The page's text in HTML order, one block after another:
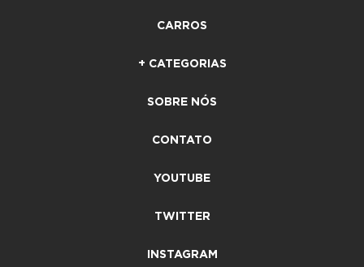
CARROS
+ CATEGORIAS
SOBRE NÓS
CONTATO
YOUTUBE
TWITTER
INSTAGRAM